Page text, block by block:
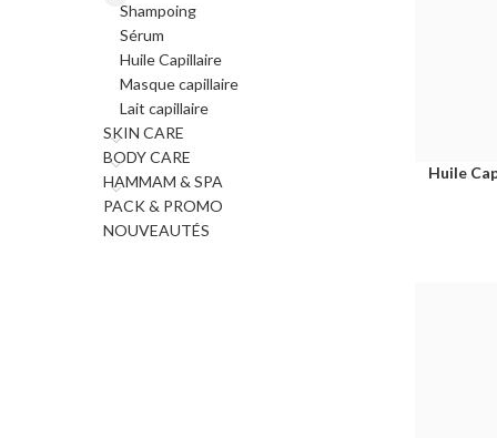
Shampoing
Sérum
Huile Capillaire
Masque capillaire
Lait capillaire
SKIN CARE
BODY CARE
HAMMAM & SPA
PACK & PROMO
NOUVEAUTÉS
Huile